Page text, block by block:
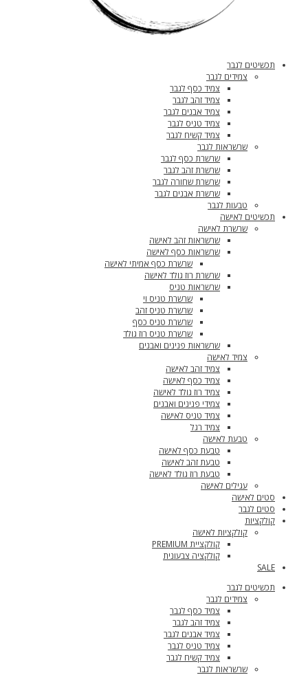
תכשיטים לגבר
צמידים לגבר
צמיד כסף לגבר
צמיד זהב לגבר
צמיד אבנים לגבר
צמיד טניס לגבר
צמיד קשיח לגבר
שרשראות לגבר
שרשרת כסף לגבר
שרשרת זהב לגבר
שרשרת שחורה לגבר
שרשרת אבנים לגבר
טבעות לגבר
תכשיטים לאישה
שרשרת לאישה
שרשראות זהב לאישה
שרשראות כסף לאישה
שרשרת כסף אמיתי לאישה
שרשרת רוז גולד לאישה
שרשראות טניס
שרשרת טניס וי
שרשרת טניס זהב
שרשרת טניס כסף
שרשרת טניס רוז גולד
שרשראות פנינים ואבנים
צמיד לאישה
צמיד זהב לאישה
צמיד כסף לאישה
צמיד רוז גולד לאישה
צמידי פנינים ואבנים
צמיד טניס לאישה
צמיד רגל
טבעת לאישה
טבעת כסף לאישה
טבעת זהב לאישה
טבעת רוז גולד לאישה
עגילים לאישה
סטים לאישה
סטים לגבר
קולקציות
קולקציות לאישה
קולקציית PREMIUM
קולקציה צבעונית
SALE
תכשיטים לגבר
צמידים לגבר
צמיד כסף לגבר
צמיד זהב לגבר
צמיד אבנים לגבר
צמיד טניס לגבר
צמיד קשיח לגבר
שרשראות לגבר